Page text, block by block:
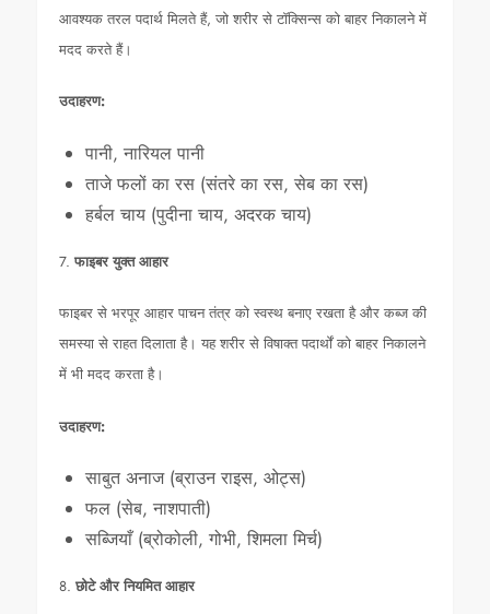
आवश्यक तरल पदार्थ मिलते हैं, जो शरीर से टॉक्सिन्स को बाहर निकालने में
मदद करते हैं।
उदाहरण:
पानी, नारियल पानी
ताजे फलों का रस (संतरे का रस, सेब का रस)
हर्बल चाय (पुदीना चाय, अदरक चाय)
7.फाइबर युक्त आहार
फाइबर से भरपूर आहार पाचन तंत्र को स्वस्थ बनाए रखता है और कब्ज की
समस्या से राहत दिलाता है। यह शरीर से विषाक्त पदार्थों को बाहर निकालने
में भी मदद करता है।
उदाहरण:
साबुत अनाज (ब्राउन राइस, ओट्स)
फल (सेब, नाशपाती)
सब्जियाँ (ब्रोकोली, गोभी, शिमला मिर्च)
8.छोटे और नियमित आहार